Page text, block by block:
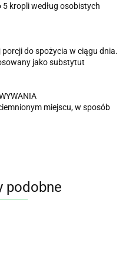
kropli według osobistych
do spożycia w ciągu dnia.
jako substytut
miejscu, w sposób
podobne